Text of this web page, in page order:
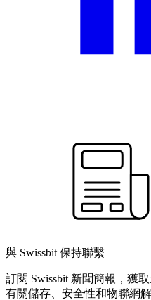
與 Swissbit 保持聯繫
訂閱 Swissbit 新聞簡報，獲
有關儲存、安全性和物聯網